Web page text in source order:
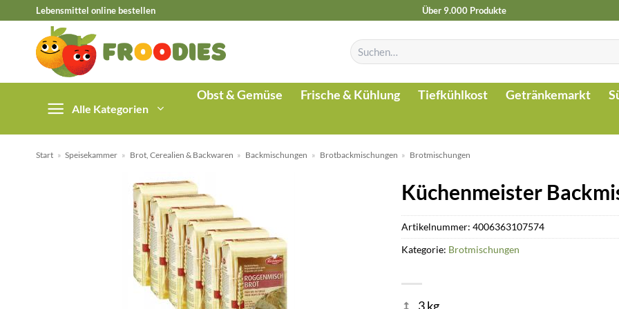
springen
Lebensmittel online bestellen Über 9.000 Produkte
Suchen
nach:
Alle Kategorien
Obst & Gemüse Frische & Kühlung Tiefkühlkost Getränkemarkt
Start » Speisekammer » Brot, Cerealien & Backwaren » Backmischungen » Brotbackmischungen » Brotmischungen
Küchenmeister
3 kg
Artikelnummer:4006363107574
Kategorie: Brotmischungen